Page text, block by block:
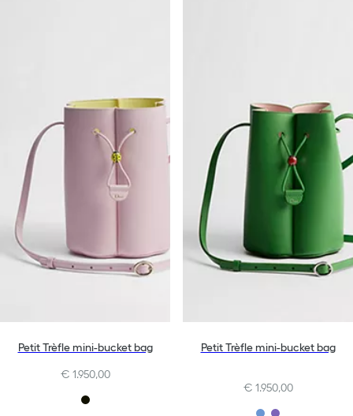
Petit Trèfle mini-bucket bag
€ 1.950,00
Petit Trèfle mini-bucket bag
€ 1.950,00